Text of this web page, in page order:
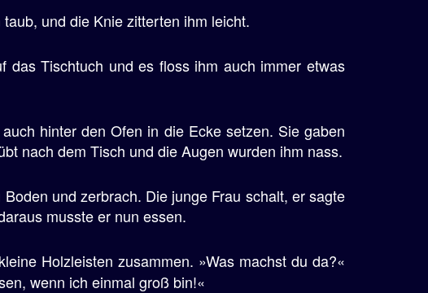
und die Knie zitterten ihm leicht.
Tischtuch und es floss ihm auch immer etwas
hinter den Ofen in die Ecke setzen. Sie gaben
nach dem Tisch und die Augen wurden ihm nass.
und zerbrach. Die junge Frau schalt, er sagte
musste er nun essen.
Holzleisten zusammen. »Was machst du da?«
wenn ich einmal groß bin!«